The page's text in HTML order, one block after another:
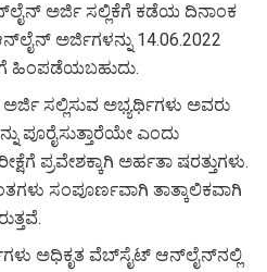
ಅರ್ಜಿ ಸಲ್ಲಿಕೆಗೆ ಕಡೆಯ ದಿನಾಂಕ
ಅರ್ಜಿಗಳನ್ನು 14.06.2022
ಹಿಂಪಡೆಯಬಹುದು.
ಅರ್ಜಿ ಸಲ್ಲಿಸುವ ಅಭ್ಯರ್ಥಿಗಳು ಅವರು
ಪೂರೈಸುತ್ತಾರೆಯೇ ಎಂದು
ಪ್ರವೇಶಕ್ಕಾಗಿ ಅರ್ಹತಾ ಷರತ್ತುಗಳು.
ಸಂಪೂರ್ಣವಾಗಿ ತಾತ್ಕಾಲಿಕವಾಗಿ
ಅಧಿಕೃತ ವೆಬ್‌ಸೈಟ್ ಆನ್‌ಲೈನ್‌ನಲ್ಲಿ